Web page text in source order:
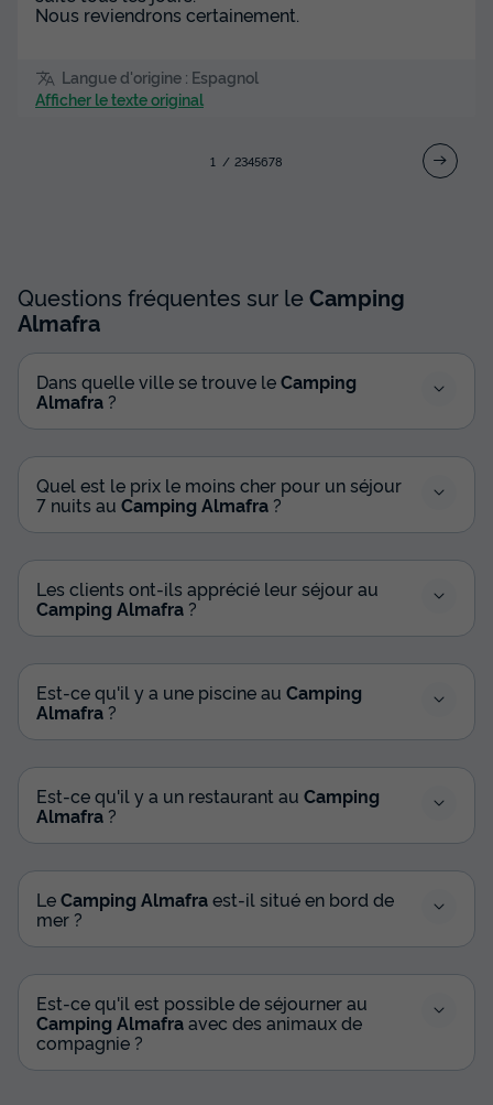
Nous reviendrons certainement.
Langue d'origine : Espagnol
Afficher le texte original
1 2345678
Questions fréquentes sur leCamping
Almafra
Dans quelle ville se trouve leCamping
Almafra ?
Quel est le prix le moins cher pour un séjour
7 nuits au Camping Almafra ?
Les clients ont-ils apprécié leur séjour au
Camping Almafra ?
Est-ce qu'il y a une piscine au Camping
Almafra?
Est-ce qu'il y a un restaurant au Camping
Almafra?
LeCamping Almafraest-il situé en bord de
mer ?
Est-ce qu'il est possible de séjourner au
Camping Almafraavec des animaux de
compagnie ?